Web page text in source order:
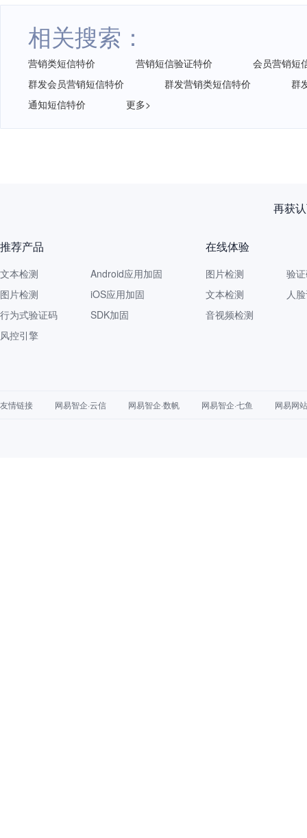
相关搜索：
营销类短信特价 营销短信验证特价
会员营销短
群发会员营销短信特价
群发营销类短信特价
群
通知短信特价
更多>
再获
推荐产品
文本检测
图片检测
行为式验证码
风控引擎
Android应用加固
iOS应用加固
SDK加固
在线体验
图片检测
文本检测
音视频检测
验
人
友情链接 网易智企·云信 网易智企·数帆 网易智企·七鱼 网易网